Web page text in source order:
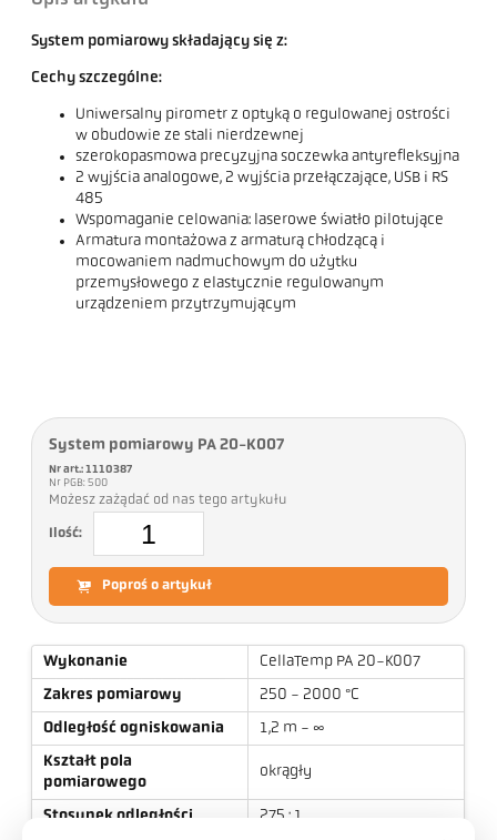
System pomiarowy składający się z:
Cechy szczególne:
Uniwersalny pirometr z optyką o regulowanej ostrości
w obudowie ze stali nierdzewnej
szerokopasmowa precyzyjna soczewka antyrefleksyjna
2 wyjścia analogowe, 2 wyjścia przełączające, USB i RS
485
Wspomaganie celowania: laserowe światło pilotujące
Armatura montażowa z armaturą chłodzącą i
mocowaniem nadmuchowym do użytku
przemysłowego z elastycznie regulowanym
urządzeniem przytrzymującym
System pomiarowy PA 20-K007
Nr art.: 1110387
Nr PGB: 500
Możesz zażądać od nas tego artykułu
Ilość:
Poproś o artykuł
Wykonanie
CellaTemp PA 20-K007
Zakres pomiarowy
250 - 2000 °C
Odległość ogniskowania
1,2 m - ∞
Kształt pola
pomiarowego
okrągły
Stosunek odległości
275 : 1